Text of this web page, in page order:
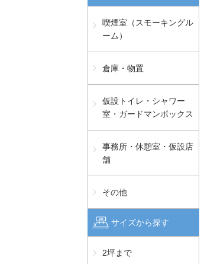
喫煙室（スモーキングル
ーム）
倉庫・物置
仮設トイレ・シャワー
室・ガードマンボックス
事務所・休憩室・仮設店
舗
その他
サイズから探す
2坪まで